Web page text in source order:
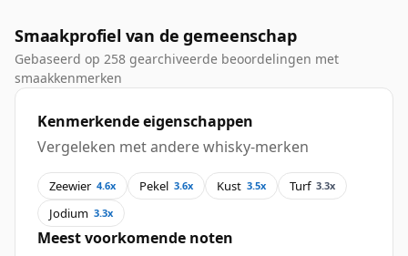
Smaakprofiel van de gemeenschap
Gebaseerd op 258 gearchiveerde beoordelingen met
smaakkenmerken
Kenmerkende eigenschappen
Vergeleken met andere whisky-merken
Zeewier 4.6x Pekel 3.6x Kust 3.5x Turf 3.3x
Jodium 3.3x
Meest voorkomende noten